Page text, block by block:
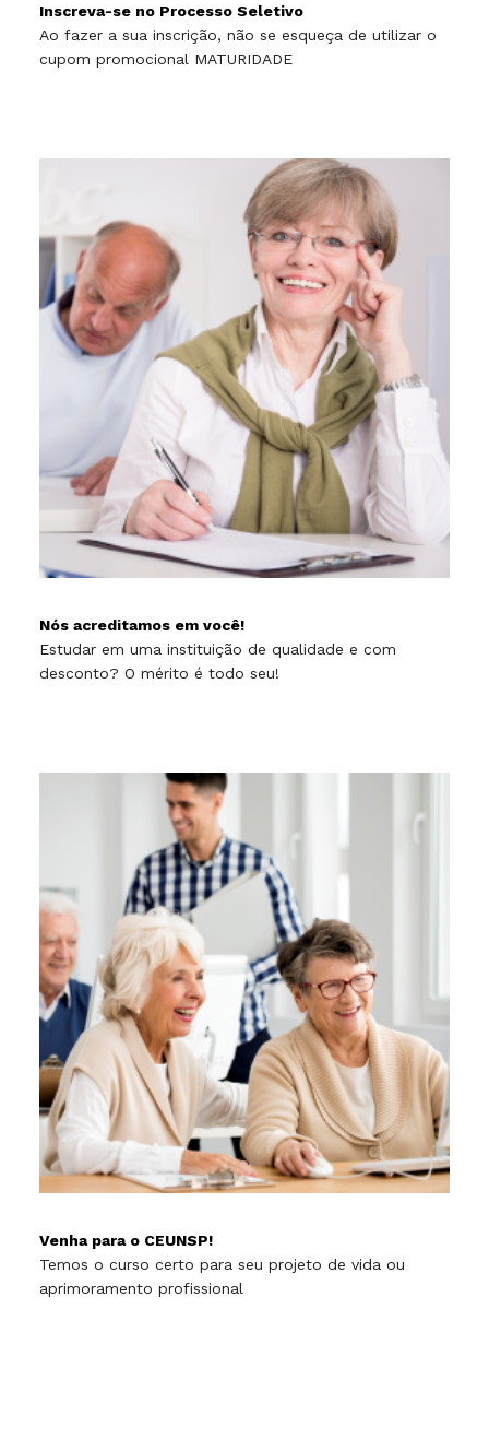
Inscreva-se no Processo Seletivo
Ao fazer a sua inscrição, não se esqueça de utilizar o
cupom promocional MATURIDADE
Nós acreditamos em você!
Estudar em uma instituição de qualidade e com
desconto? O mérito é todo seu!
Venha para o CEUNSP!
Temos o curso certo para seu projeto de vida ou
aprimoramento profissional